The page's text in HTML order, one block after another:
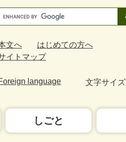
Google
文へ
はじめての方へ
イトマップ
language 文字サイズ
しごと